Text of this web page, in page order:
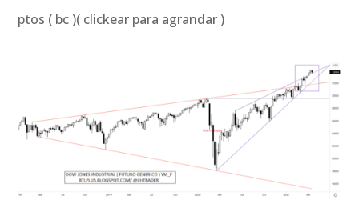
ptos ( bc )( clickear para agrandar )